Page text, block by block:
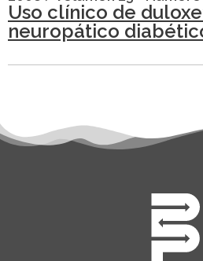
Uso clínico de
neuropático